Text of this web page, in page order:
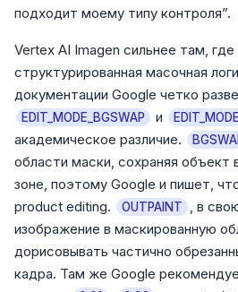
подходит моему типу контроля”.
Vertex AI Imagen сильнее там,
структурированная масочная
документации Google четко
EDIT_MODE_BGSWAP и
академическое различие.
области маски, сохраняя объект
зоне, поэтому Google и пишет,
product editing.
OUTPAINT
, в
изображение в маскированную
дорисовывать частично
кадра. Там же Google